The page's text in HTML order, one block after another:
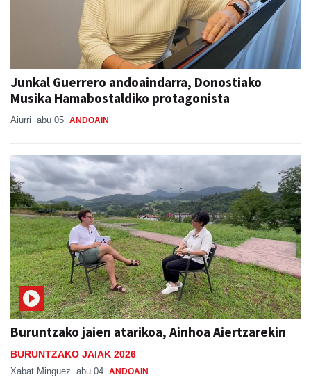
Junkal Guerrero andoaindarra, Donostiako
Musika Hamabostaldiko protagonista
Aiurri abu 05 ANDOAIN
Buruntzako jaien atarikoa, Ainhoa Aiertzarekin
BURUNTZAKO JAIAK 2026
Xabat Minguez abu 04 ANDOAIN